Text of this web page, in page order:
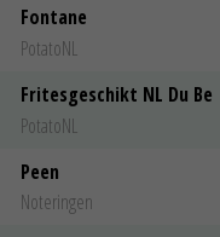
Fontane
PotatoNL
Fritesgeschikt NL Du Be
PotatoNL
Peen
Noteringen